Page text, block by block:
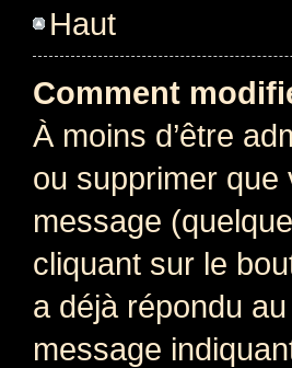
Haut
Comment
À moins d’être
ou supprimer
message
cliquant sur le
a déjà répondu
message